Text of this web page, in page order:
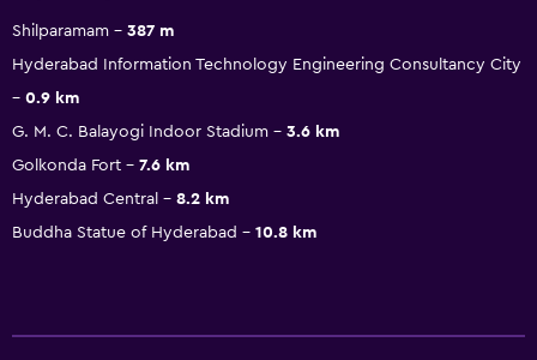
Shilparamam
387 m
Hyderabad Information Technology Engineering Consultancy City
0.9 km
G. M. C. Balayogi Indoor Stadium
3.6 km
Golkonda Fort
7.6 km
Hyderabad Central
8.2 km
Buddha Statue of Hyderabad
10.8 km